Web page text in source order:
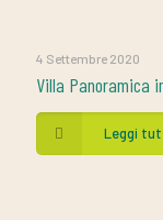
4 Settembre 2020
Villa Panoramica
Leggi